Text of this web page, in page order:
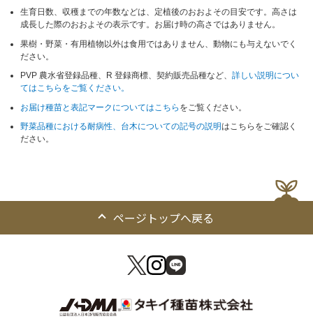
生育日数、収穫までの年数などは、定植後のおおよその目安です。高さは
成長した際のおおよその表示です。お届け時の高さではありません。
果樹・野菜・有用植物以外は食用ではありません、動物にも与えないでく
ださい。
PVP 農水省登録品種、R 登録商標、契約販売品種など、詳しい説明につい
てはこちらをご覧ください。
お届け種苗と表記マークについてはこちら をご覧ください。
野菜品種における耐病性、台木についての記号の説明はこちらをご確認く
ださい。
ページトップへ戻る